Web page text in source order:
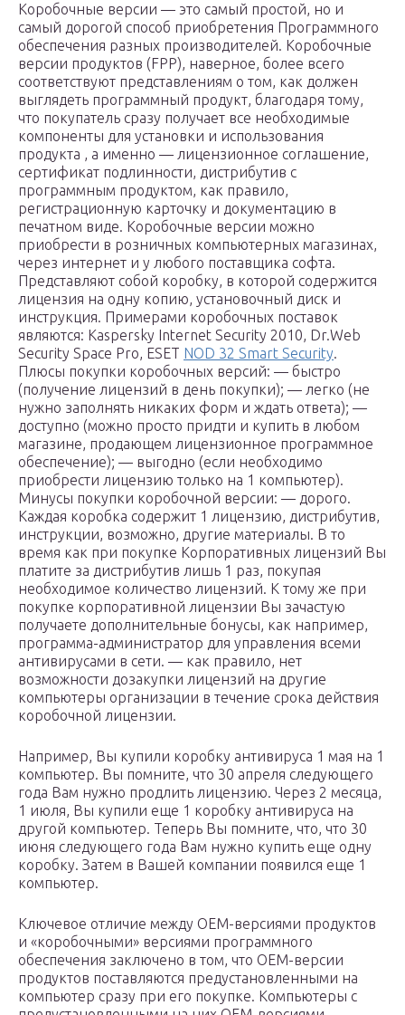
Коробочные версии — это самый простой, но и
самый дорогой способ приобретения Программного
обеспечения разных производителей. Коробочные
версии продуктов (FPP), наверное, более всего
соответствуют представлениям о том, как должен
выглядеть программный продукт, благодаря тому,
что покупатель сразу получает все необходимые
компоненты для установки и использования
продукта , а именно — лицензионное соглашение,
сертификат подлинности, дистрибутив с
программным продуктом, как правило,
регистрационную карточку и документацию в
печатном виде. Коробочные версии можно
приобрести в розничных компьютерных магазинах,
через интернет и у любого поставщика софта.
Представляют собой коробку, в которой содержится
лицензия на одну копию, установочный диск и
инструкция. Примерами коробочных поставок
являются: Kaspersky Internet Security 2010, Dr.Web
Security Space Pro, ESET NOD 32 Smart Security.
Плюсы покупки коробочных версий: — быстро
(получение лицензий в день покупки); — легко (не
нужно заполнять никаких форм и ждать ответа); —
доступно (можно просто придти и купить в любом
магазине, продающем лицензионное программное
обеспечение); — выгодно (если необходимо
приобрести лицензию только на 1 компьютер).
Минусы покупки коробочной версии: — дорого.
Каждая коробка содержит 1 лицензию, дистрибутив,
инструкции, возможно, другие материалы. В то
время как при покупке Корпоративных лицензий Вы
платите за дистрибутив лишь 1 раз, покупая
необходимое количество лицензий. К тому же при
покупке корпоративной лицензии Вы зачастую
получаете дополнительные бонусы, как например,
программа-администратор для управления всеми
антивирусами в сети. — как правило, нет
возможности дозакупки лицензий на другие
компьютеры организации в течение срока действия
коробочной лицензии.
Например, Вы купили коробку антивируса 1 мая на 1
компьютер. Вы помните, что 30 апреля следующего
года Вам нужно продлить лицензию. Через 2 месяца,
1 июля, Вы купили еще 1 коробку антивируса на
другой компьютер. Теперь Вы помните, что, что 30
июня следующего года Вам нужно купить еще одну
коробку. Затем в Вашей компании появился еще 1
компьютер.
Ключевое отличие между OEM-версиями продуктов
и «коробочными» версиями программного
обеспечения заключено в том, что OEM-версии
продуктов поставляются предустановленными на
компьютер сразу при его покупке. Компьютеры с